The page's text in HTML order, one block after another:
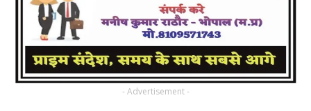
- Advertisement -